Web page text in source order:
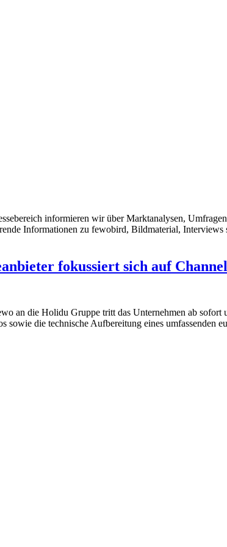
informieren wir über Marktanalysen,
Informationen zu fewobird, Bildmaterial,
fokussiert sich auf
an die Holidu Gruppe tritt das Unternehmen ab
sowie die technische Aufbereitung eines umfassenden